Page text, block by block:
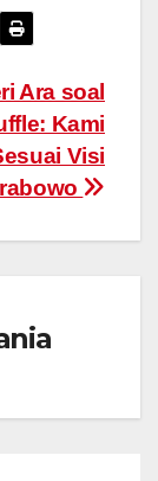
Ara soal
Kami
Visi